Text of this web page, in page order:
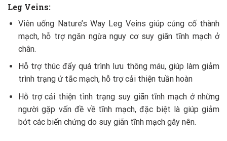
Leg Veins:
Viên uống Nature’s Way Leg Veins giúp củng cố thành
mạch, hỗ trợ ngăn ngừa nguy cơ suy giãn tĩnh mạch ở
chân.
Hỗ trợ thúc đẩy quá trình lưu thông máu, giúp làm giảm
trình trạng ứ tắc mạch, hỗ trợ cải thiện tuần hoàn
Hỗ trợ cải thiện tình trạng suy giãn tĩnh mạch ở những
người gặp vấn đề về tĩnh mạch, đặc biệt là giúp giảm
bớt các biến chứng do suy giãn tĩnh mạch gây nên.